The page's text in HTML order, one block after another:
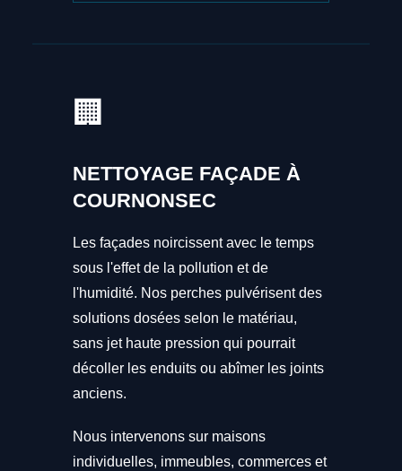
🏢
NETTOYAGE FAÇADE À
COURNONSEC
Les façades noircissent avec le temps
sous l'effet de la pollution et de
l'humidité. Nos perches pulvérisent des
solutions dosées selon le matériau,
sans jet haute pression qui pourrait
décoller les enduits ou abîmer les joints
anciens.
Nous intervenons sur maisons
individuelles, immeubles, commerces et